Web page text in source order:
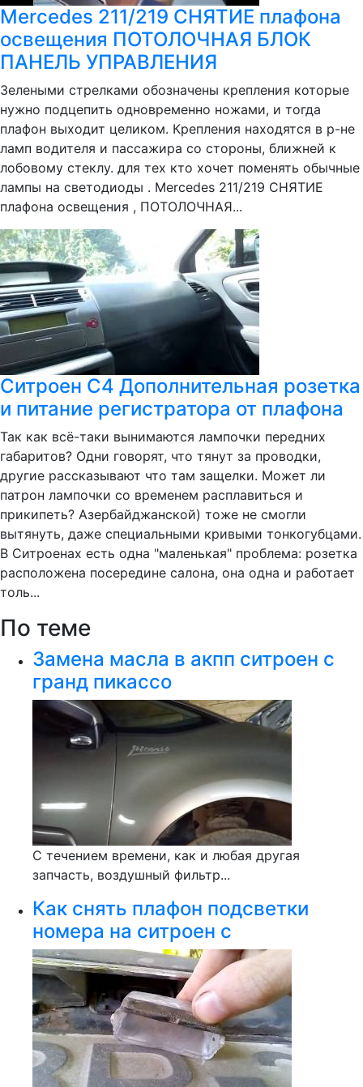
Mercedes 211/219 СНЯТИЕ плафона
освещения ПОТОЛОЧНАЯ БЛОК
ПАНЕЛЬ УПРАВЛЕНИЯ
Зелеными стрелками обозначены крепления которые
нужно подцепить одновременно ножами, и тогда
плафон выходит целиком. Крепления находятся в р-не
ламп водителя и пассажира со стороны, ближней к
лобовому стеклу. для тех кто хочет поменять обычные
лампы на светодиоды . Mercedes 211/219 СНЯТИЕ
плафона освещения , ПОТОЛОЧНАЯ...
Ситроен С4 Дополнительная розетка
и питание регистратора от плафона
Так как всё-таки вынимаются лампочки передних
габаритов? Одни говорят, что тянут за проводки,
другие рассказывают что там защелки. Может ли
патрон лампочки со временем расплавиться и
прикипеть? Азербайджанской) тоже не смогли
вытянуть, даже специальными кривыми тонкогубцами.
В Ситроенах есть одна "маленькая" проблема: розетка
расположена посередине салона, она одна и работает
толь...
По теме
Замена масла в акпп ситроен с
гранд пикассо
С течением времени, как и любая другая
запчасть, воздушный фильтр...
Как снять плафон подсветки
номера на ситроен с